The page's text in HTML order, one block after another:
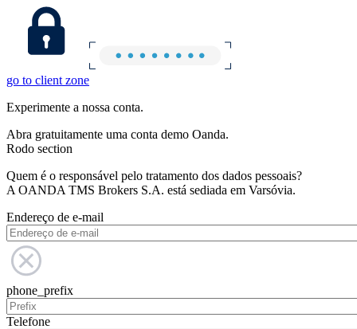
go to client zone
Experimente a nossa conta.
Abra gratuitamente uma conta demo Oanda.
Rodo section
Quem é o responsável pelo tratamento dos dados pessoais?
A OANDA TMS Brokers S.A. está sediada em Varsóvia.
Endereço de e-mail
phone_prefix
Telefone